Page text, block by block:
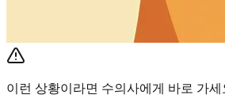
이런 상황이라면 수의사에게 바로 가세